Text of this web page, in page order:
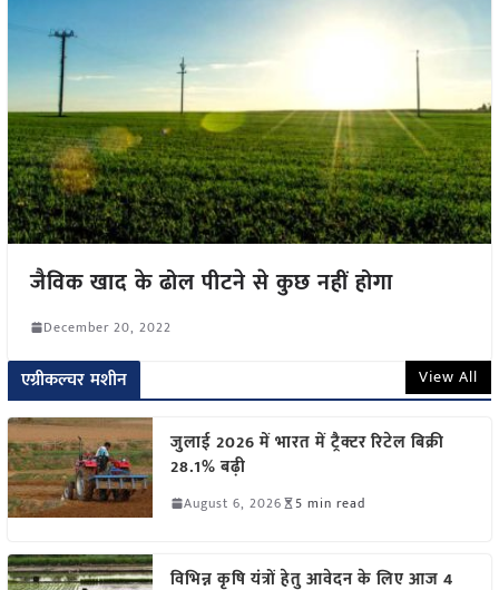
जैविक खाद के ढोल पीटने से कुछ नहीं होगा
December 20, 2022
एग्रीकल्चर मशीन View All
जुलाई 2026 में भारत में ट्रैक्टर रिटेल बिक्री
28.1% बढ़ी
August 6, 2026 5 min read
विभिन्न कृषि यंत्रों हेतु आवेदन के लिए आज 4